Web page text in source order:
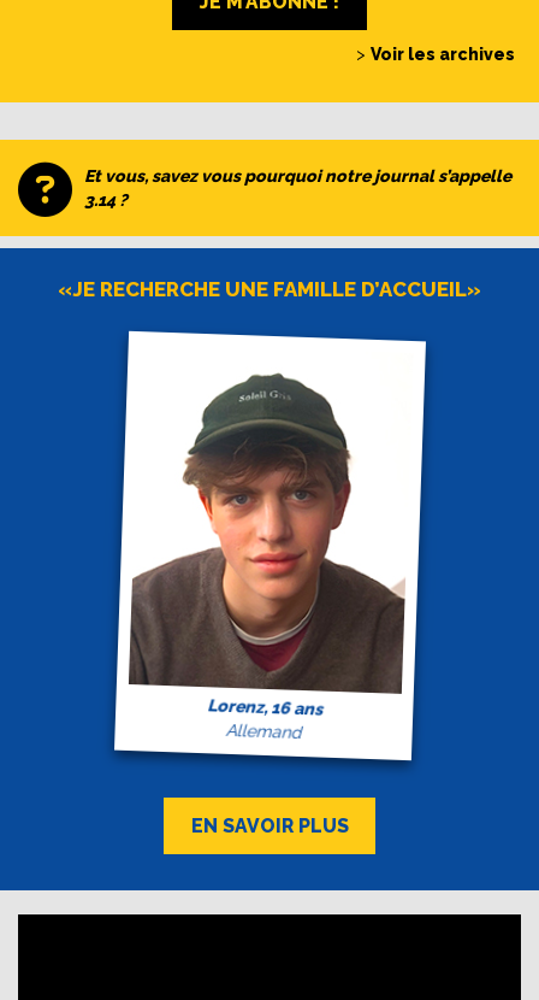
> Voir les archives
Et vous, savez vous pourquoi notre journal s’appelle
3.14 ?
«JE RECHERCHE UNE FAMILLE D’ACCUEIL»
Lorenz, 16 ans
Allemand
EN SAVOIR PLUS